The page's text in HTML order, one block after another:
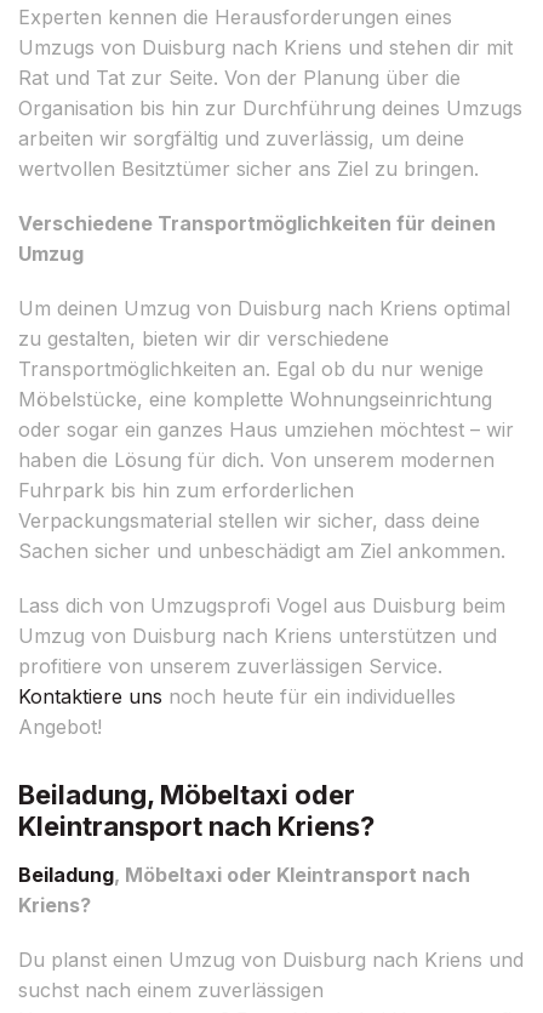
Experten kennen die Herausforderungen eines
Umzugs von Duisburg nach Kriens und stehen dir mit
Rat und Tat zur Seite. Von der Planung über die
Organisation bis hin zur Durchführung deines Umzugs
arbeiten wir sorgfältig und zuverlässig, um deine
wertvollen Besitztümer sicher ans Ziel zu bringen.
Verschiedene Transportmöglichkeiten für deinen
Umzug
Um deinen Umzug von Duisburg nach Kriens optimal
zu gestalten, bieten wir dir verschiedene
Transportmöglichkeiten an. Egal ob du nur wenige
Möbelstücke, eine komplette Wohnungseinrichtung
oder sogar ein ganzes Haus umziehen möchtest – wir
haben die Lösung für dich. Von unserem modernen
Fuhrpark bis hin zum erforderlichen
Verpackungsmaterial stellen wir sicher, dass deine
Sachen sicher und unbeschädigt am Ziel ankommen.
Lass dich von Umzugsprofi Vogel aus Duisburg beim
Umzug von Duisburg nach Kriens unterstützen und
profitiere von unserem zuverlässigen Service.
Kontaktiere uns noch heute für ein individuelles
Angebot!
Beiladung, Möbeltaxi oder
Kleintransport nach Kriens?
Beiladung, Möbeltaxi oder Kleintransport nach
Kriens?
Du planst einen Umzug von Duisburg nach Kriens und
suchst nach einem zuverlässigen